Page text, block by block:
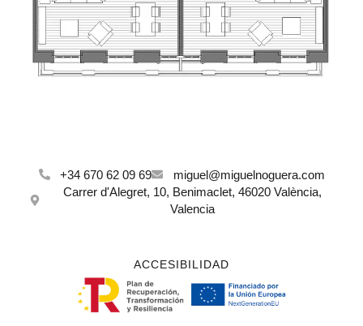
+34 670 62 09 69
miguel@miguelnoguera.com
Carrer d'Alegret, 10, Benimaclet, 46020 València,
Valencia
ACCESIBILIDAD